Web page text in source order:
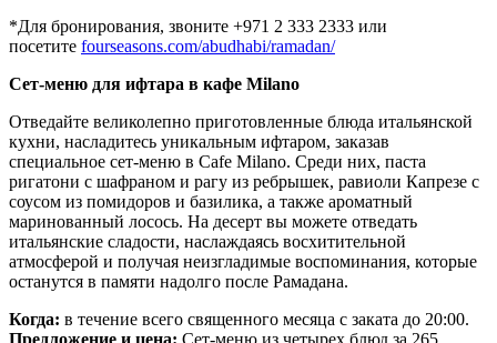
*Для бронирования, звоните +971 2 333 2333 или
посетите fourseasons.com/abudhabi/ramadan/
Сет-меню для ифтара в кафе Milano
Отведайте великолепно приготовленные блюда итальянской
кухни, насладитесь уникальным ифтаром, заказав
специальное сет-меню в Cafe Milano. Среди них, паста
ригатони с шафраном и рагу из ребрышек, равиоли Капрезе с
соусом из помидоров и базилика, а также ароматный
маринованный лосось. На десерт вы можете отведать
итальянские сладости, наслаждаясь восхитительной
атмосферой и получая неизгладимые воспоминания, которые
останутся в памяти надолго после Рамадана.
Когда: в течение всего священного месяца с заката до 20:00.